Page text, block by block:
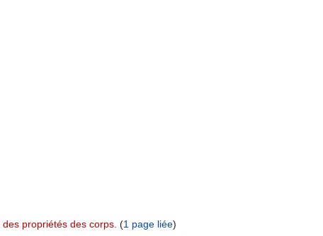
propriétés des corps. ‏‎ (1 page liée)